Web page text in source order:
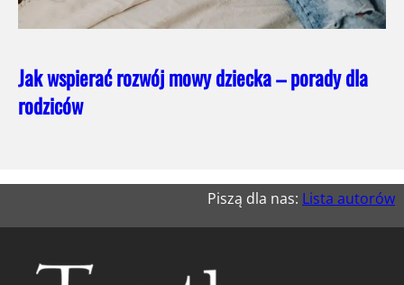
Jak wspierać rozwój mowy dziecka – porady dla
rodziców
Piszą dla nas: Lista autorów